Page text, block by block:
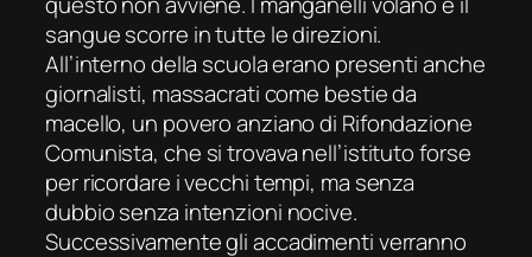
sangue scorre in tutte le direzioni.
All’interno della scuola erano presenti anche
giornalisti, massacrati come bestie da
macello, un povero anziano di Rifondazione
Comunista, che si trovava nell’istituto forse
per ricordare i vecchi tempi, ma senza
dubbio senza intenzioni nocive.
Successivamente gli accadimenti verranno